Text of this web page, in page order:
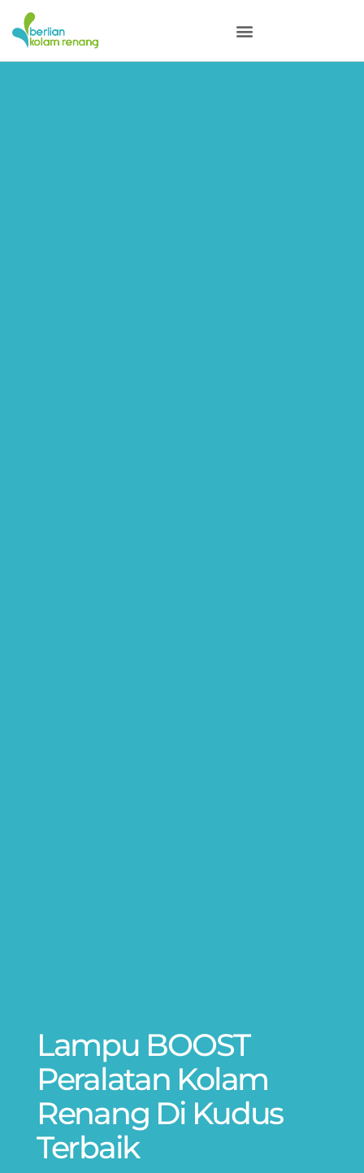
Lampu BOOST
Peralatan Kolam
Renang Di Kudus
Terbaik